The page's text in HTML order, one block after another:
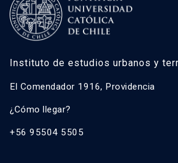
Instituto de estudios urbanos y
El Comendador 1916, Providencia
¿Cómo llegar?
+56 95504 5505